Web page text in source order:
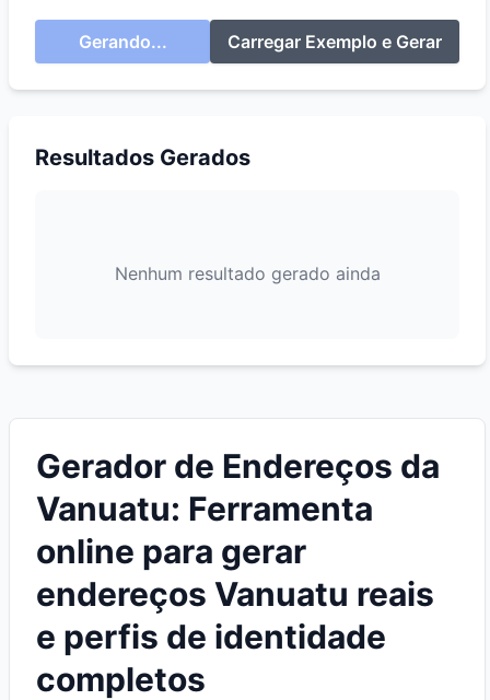
Gerando... Carregar Exemplo e Gerar
Resultados Gerados
Nenhum resultado gerado ainda
Gerador de Endereços da
Vanuatu: Ferramenta
online para gerar
endereços Vanuatu reais
e perfis de identidade
completos